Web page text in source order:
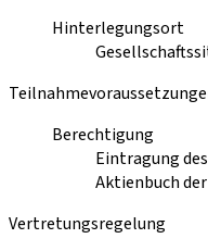
Hinterlegungsort
Berechtigung
Eintragung
Aktienbuch
Vertretungsregelung